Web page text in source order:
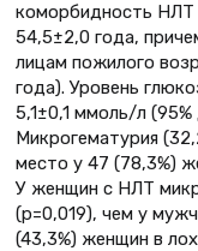
коморбидность НЛТ
54,5±2,0 года,
лицам пожилого
года). Уровень
5,1±0,1 ммоль/л
Микрогематурия
место у 47 (78,3%)
У женщин с НЛТ
(р=0,019), чем у
(43,3%) женщин в